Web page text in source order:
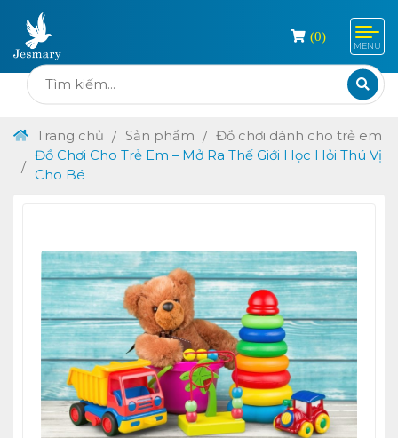
(0)
MENU
Trang chủ Sản phẩm
Đồ chơi dành cho trẻ em
Đồ Chơi Cho Trẻ Em – Mở Ra Thế Giới Học Hỏi Thú Vị
Cho Bé